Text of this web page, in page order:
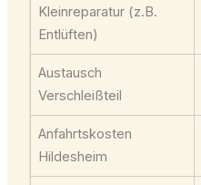
Kleinreparatur (z.B.
Entlüften)
Austausch
Verschleißteil
Anfahrtskosten
Hildesheim